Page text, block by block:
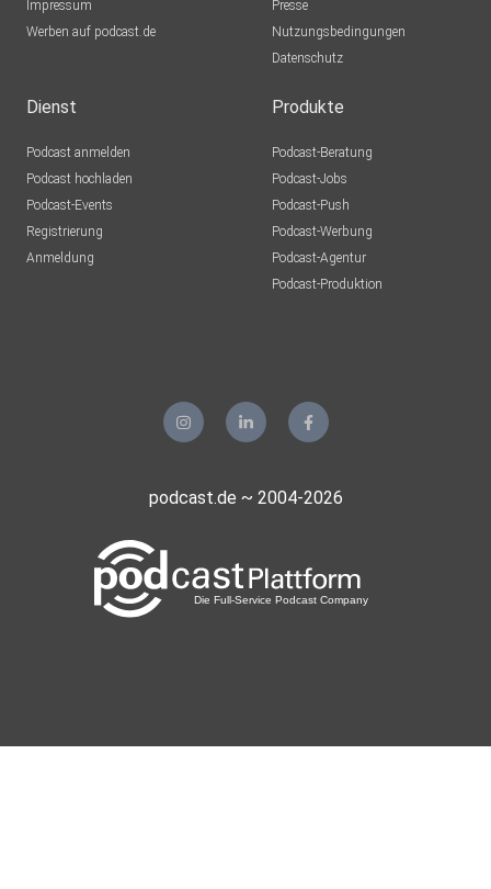
Impressum
Werben auf podcast.de
Presse
Nutzungsbedingungen
Datenschutz
Dienst
Podcast anmelden
Podcast hochladen
Podcast-Events
Registrierung
Anmeldung
Produkte
Podcast-Beratung
Podcast-Jobs
Podcast-Push
Podcast-Werbung
Podcast-Agentur
Podcast-Produktion
podcast.de ~ 2004-2026